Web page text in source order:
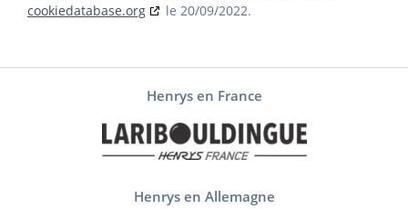
cookiedatabase.org
le 20/09/2022.
Henrys en France
Henrys en Allemagne